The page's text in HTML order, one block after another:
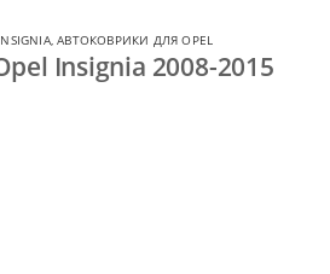
,АВТОКОВРИКИ ДЛЯ OPEL
Insignia 2008-2015